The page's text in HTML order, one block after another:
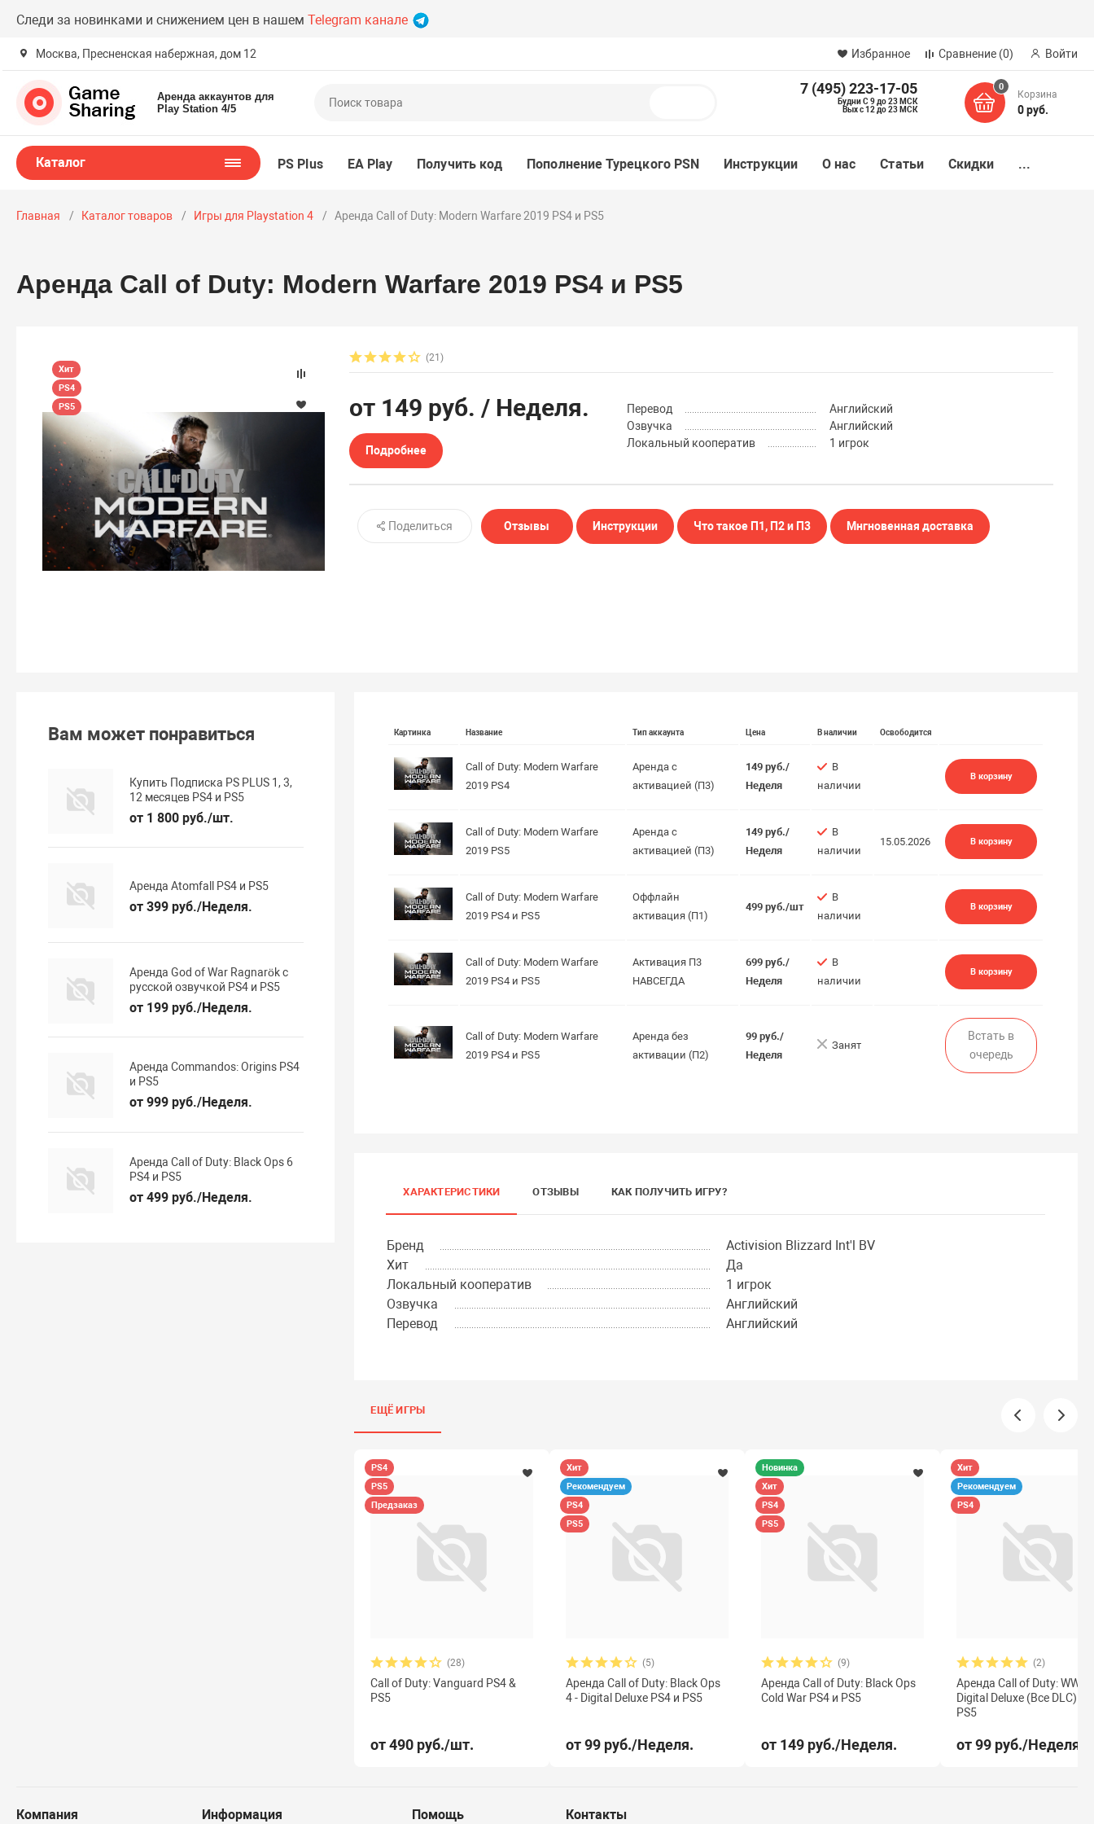
Следи за новинками и снижением цен в нашемTelegram канале
Москва, Пресненская набержная, дом 12 Избранное Сравнение (0) Войти
Аренда аккаунтов для
Play Station 4/5
7 (495) 223-17-05
Будни С 9 до 23 МСК
Вых с 12 до 23 МСК
0
Корзина
0 руб.
Каталог PS Plus EA Play Получить код Пополнение Турецкого PSN Инструкции О нас Статьи Скидки ...
Главная Каталог товаров Игры для Playstation 4 Аренда Call of Duty: Modern Warfare 2019 PS4 и PS5
Аренда Call of Duty: Modern Warfare 2019 PS4 и PS5
Хит
PS4
PS5
(21)
от 149 руб. / Неделя.
Подробнее
Перевод
Английский
Озвучка
Английский
Локальный кооператив
1 игрок
Отзывы Инструкции Что такое П1, П2 и П3 Мнгновенная доставка
Поделиться
Картинка Название Тип аккаунта Цена В наличии Освободится
Call of Duty: Modern Warfare
2019 PS4
Аренда с
активацией (П3)
149 руб./
Неделя
В
наличии
В корзину
Call of Duty: Modern Warfare
2019 PS5
Аренда с
активацией (П3)
149 руб./
Неделя
В
наличии
15.05.2026 В корзину
Call of Duty: Modern Warfare
2019 PS4 и PS5
Оффлайн
активация (П1)
499 руб./шт
В
наличии
В корзину
Call of Duty: Modern Warfare
2019 PS4 и PS5
Активация П3
НАВСЕГДА
699 руб./
Неделя
В
наличии
В корзину
Call of Duty: Modern Warfare
2019 PS4 и PS5
Аренда без
активации (П2)
99 руб./
Неделя
Занят
Встать в
очередь
ХАРАКТЕРИСТИКИ ОТЗЫВЫ КАК ПОЛУЧИТЬ ИГРУ?
Бренд
Activision Blizzard Int'l BV
Хит
Да
Локальный кооператив
1 игрок
Озвучка
Английский
Перевод
Английский
ЕЩЁ ИГРЫ
PS4
PS5
Предзаказ
(28)
Call of Duty: Vanguard PS4 &
PS5
от 490 руб./шт.
Хит
Рекомендуем
PS4
PS5
(5)
Аренда Call of Duty: Black Ops
4 - Digital Deluxe PS4 и PS5
от 99 руб./Неделя.
Новинка
Хит
PS4
PS5
(9)
Аренда Call of Duty: Black Ops
Cold War PS4 и PS5
от 149 руб./Неделя.
Хит
Рекомендуем
PS4
(2)
Аренда Call of Duty: WWII
Digital Deluxe (Все DLC)
PS5
от 99 руб./Неделя.
Вам может понравиться
Купить Подписка PS PLUS 1, 3,
12 месяцев PS4 и PS5
от 1 800 руб./шт.
Аренда Atomfall PS4 и PS5
от 399 руб./Неделя.
Аренда God of War Ragnarök с
русской озвучкой PS4 и PS5
от 199 руб./Неделя.
Аренда Commandos: Origins PS4
и PS5
от 999 руб./Неделя.
Аренда Call of Duty: Black Ops 6
PS4 и PS5
от 499 руб./Неделя.
Компания Информация Помощь Контакты